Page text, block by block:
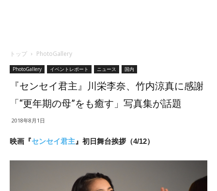
トップ PhotoGallery
PhotoGallery イベントレポート ニュース 国内
『センセイ君主』川栄李奈、竹内涼真に感謝
「“更年期の母”をも癒す」写真集が話題
2018年8月1日
映画『センセイ君主 』初日舞台挨拶（4/12）